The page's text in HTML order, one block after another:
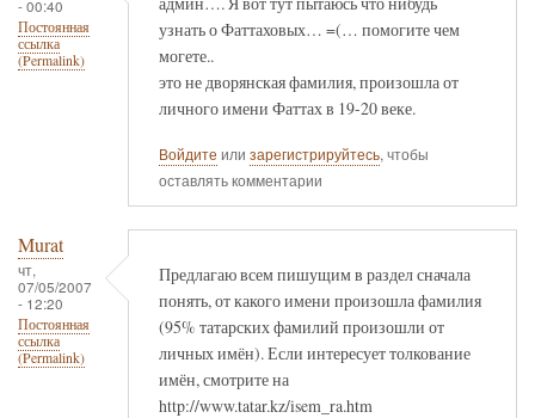
- 00:40
Постоянная
ссылка
(Permalink)
узнать о Фаттаховых… =(… помогите чем
могете..
это не дворянская фамилия, произошла от
личного имени Фаттах в 19-20 веке.
Войдите или зарегистрируйтесь, чтобы
оставлять комментарии
Murat
чт,
07/05/2007
- 12:20
Постоянная
ссылка
(Permalink)
Предлагаю всем пишущим в раздел сначала
понять, от какого имени произошла фамилия
(95% татарских фамилий произошли от
личных имён). Если интересует толкование
имён, смотрите на
http://www.tatar.kz/isem_ra.htm